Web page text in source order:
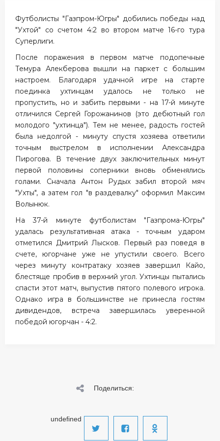
Футболисты "Газпром-Югры" добились победы над
"Ухтой" со счетом 4:2 во втором матче 16-го тура
Суперлиги.
После поражения в первом матче подопечные
Темура Алекберова вышли на паркет с большим
настроем. Благодаря удачной игре на старте
поединка ухтинцам удалось не только не
пропустить, но и забить первыми - на 17-й минуте
отличился Сергей Горожанинов (это дебютный гол
молодого "ухтинца"). Тем не менее, радость гостей
была недолгой - минуту спустя хозяева ответили
точным выстрелом в исполнении Александра
Пирогова. В течение двух заключительных минут
первой половины соперники вновь обменялись
голами. Сначала Антон Рудых забил второй мяч
"Ухты", а затем гол "в раздевалку" оформил Максим
Волынюк.
На 37-й минуте футболистам "Газпрома-Югры"
удалась результативная атака - точным ударом
отметился Дмитрий Лысков. Первый раз поведя в
счете, югорчане уже не упустили своего. Всего
через минуту контратаку хозяев завершил Кайо,
блестяще пробив в верхний угол. Ухтинцы пытались
спасти этот матч, выпустив пятого полевого игрока.
Однако игра в большинстве не принесла гостям
дивидендов, встреча завершилась уверенной
победой югорчан - 4:2.
Поделиться:
undefined